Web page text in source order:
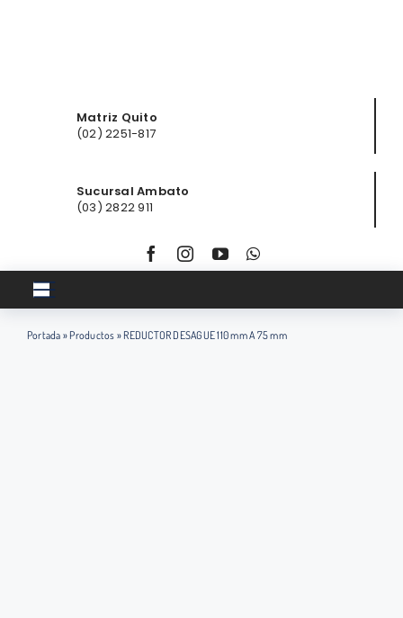
Matriz Quito
(02) 2251-817
Sucursal Ambato
(03) 2822 911
Toggle
Navigation
Inicio
Portada » Productos » REDUCTOR DESAGUE 110 mm A 75 mm